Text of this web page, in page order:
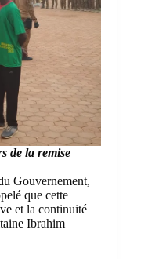
de la remise
Gouvernement,
que cette
et la continuité
Ibrahim